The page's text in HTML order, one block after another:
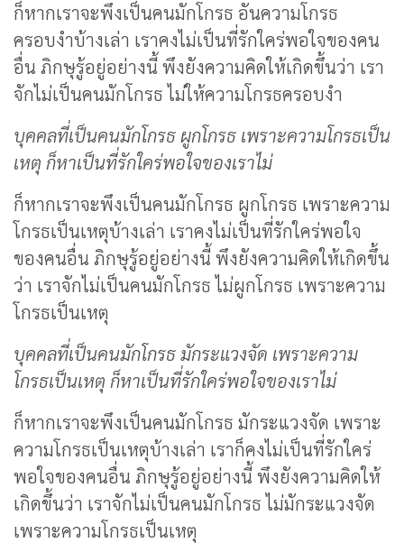
ก็หากเราจะพึงเป็นคนมักโกรธ อันความโกรธ
ครอบงำบ้างเล่า เราคงไม่เป็นที่รักใคร่พอใจของคน
อื่น ภิกษุรู้อยู่อย่างนี้ พึงยังความคิดให้เกิดขึ้นว่า เรา
จักไม่เป็นคนมักโกรธ ไม่ให้ความโกรธครอบงำ
บุคคลที่เป็นคนมักโกรธ ผูกโกรธ เพราะความโกรธเป็น
เหตุ ก็หาเป็นที่รักใคร่พอใจของเราไม่
ก็หากเราจะพึงเป็นคนมักโกรธ ผูกโกรธ เพราะความ
โกรธเป็นเหตุบ้างเล่า เราคงไม่เป็นที่รักใคร่พอใจ
ของคนอื่น ภิกษุรู้อยู่อย่างนี้ พึงยังความคิดให้เกิดขึ้น
ว่า เราจักไม่เป็นคนมักโกรธ ไม่ผูกโกรธ เพราะความ
โกรธเป็นเหตุ
บุคคลที่เป็นคนมักโกรธ มักระแวงจัด เพราะความ
โกรธเป็นเหตุ ก็หาเป็นที่รักใคร่พอใจของเราไม่
ก็หากเราจะพึงเป็นคนมักโกรธ มักระแวงจัด เพราะ
ความโกรธเป็นเหตุบ้างเล่า เราก็คงไม่เป็นที่รักใคร่
พอใจของคนอื่น ภิกษุรู้อยู่อย่างนี้ พึงยังความคิดให้
เกิดขึ้นว่า เราจักไม่เป็นคนมักโกรธ ไม่มักระแวงจัด
เพราะความโกรธเป็นเหตุ